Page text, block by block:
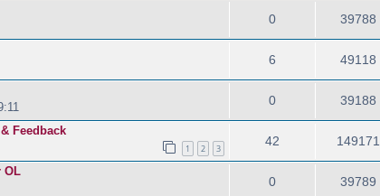
0 39788
6 49118
0 39188
Feedback
1 2 3
42 149171
OL
0 39789